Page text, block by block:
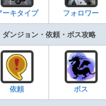
ーキタイプ フォロワー
ダンジョン・依頼・ボス攻略
依頼 ボス